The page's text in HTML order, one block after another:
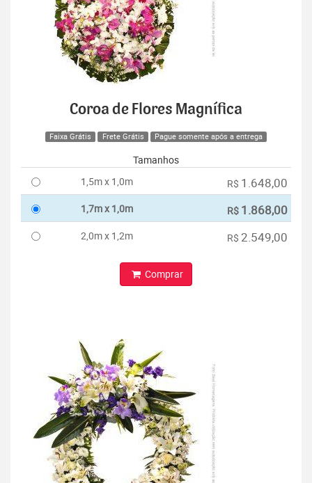
Coroa de Flores Magnífica
Faixa Grátis Frete Grátis Pague somente após a entrega
Tamanhos
1,5m x 1,0m
R$ 1.648,00
1,7m x 1,0m R$ 1.868,00
2,0m x 1,2m R$ 2.549,00
Comprar